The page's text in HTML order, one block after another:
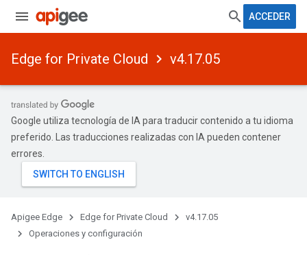
ACCEDER
Edge for Private Cloud v4.17.05
Google utiliza tecnología de IA para traducir contenido a tu idioma
preferido. Las traducciones realizadas con IA pueden contener
errores.
Apigee Edge Edge for Private Cloud
v4.17.05
Operaciones y configuración